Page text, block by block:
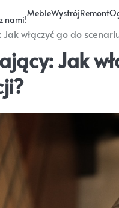
nami!
MebleWystrójRemont
włączyć go do
Jak